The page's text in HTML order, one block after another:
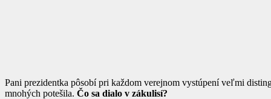
Pani prezidentka pôsobí pri každom verejnom vystúpení veľmi
mnohých potešila. Čo sa dialo v zákulisí?